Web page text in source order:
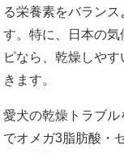
る栄養素をバラン
す。特に、日本の
ピなら、乾燥しや
きます。
愛犬の乾燥トラブ
でオメガ3脂肪酸・